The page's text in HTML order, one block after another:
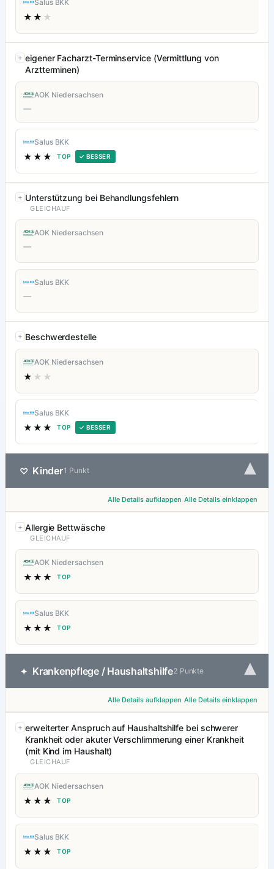
Salus BKK
★★ ★
eigener Facharzt-Terminservice (Vermittlung von
Arztterminen)
AOK Niedersachsen
—
Salus BKK
★★★ TOP ✓ BESSER
Unterstützung bei Behandlungsfehlern
GLEICHAUF
AOK Niedersachsen
—
Salus BKK
—
Beschwerdestelle
AOK Niedersachsen
★ ★★
Salus BKK
★★★ TOP ✓ BESSER
♡ Kinder1 Punkt ▾
Alle Details aufklappen Alle Details einklappen
Allergie Bettwäsche
GLEICHAUF
AOK Niedersachsen
★★★ TOP
Salus BKK
★★★ TOP
✦ Krankenpflege / Haushaltshilfe2 Punkte ▾
Alle Details aufklappen Alle Details einklappen
erweiterter Anspruch auf Haushaltshilfe bei schwerer
Krankheit oder akuter Verschlimmerung einer Krankheit
(mit Kind im Haushalt)
GLEICHAUF
AOK Niedersachsen
★★★ TOP
Salus BKK
★★★ TOP